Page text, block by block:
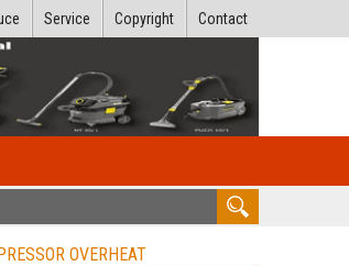
Contact
Copyright
Service
OVERHEAT